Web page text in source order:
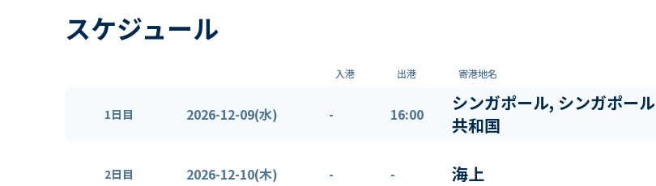
スケジュール
入港 出港 寄港地名
1日目 2026-12-09(水) - 16:00
シンガポール, シンガポール
共和国
2日目 2026-12-10(木) - - 海上